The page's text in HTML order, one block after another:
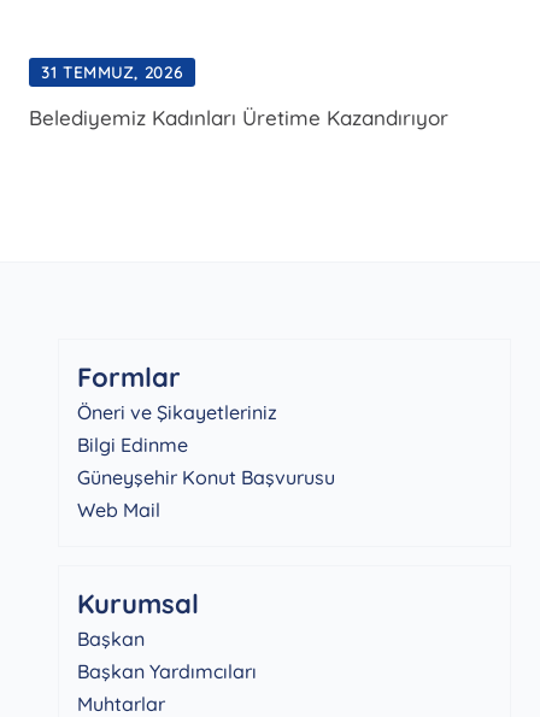
31 TEMMUZ, 2026
Belediyemiz Kadınları Üretime Kazandırıyor
Formlar
Öneri ve Şikayetleriniz
Bilgi Edinme
Güneyşehir Konut Başvurusu
Web Mail
Kurumsal
Başkan
Başkan Yardımcıları
Muhtarlar